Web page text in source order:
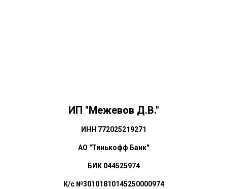
ИП "Межевов Д.В."
ИНН 772025219271
АО "Тинькофф Банк"
БИК 044525974
К/с №30101810145250000974